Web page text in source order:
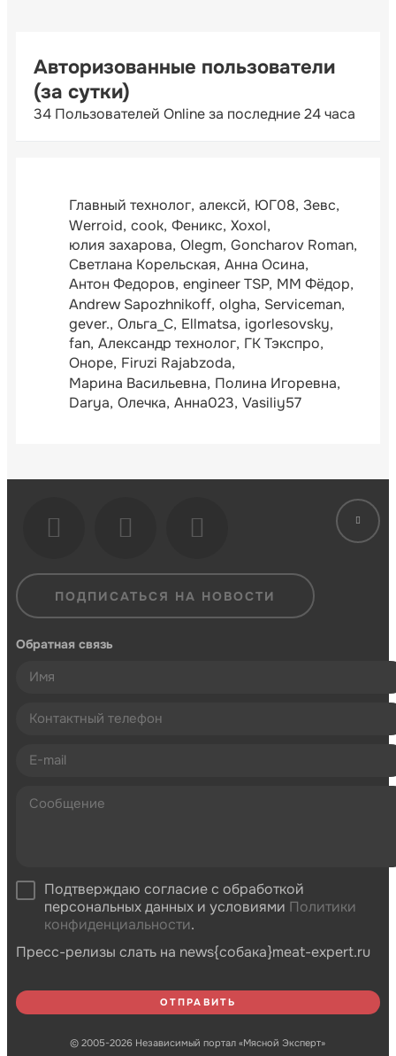
Авторизованные пользователи
(за сутки)
34 Пользователей Online за последние 24 часа
Главный технолог алексй ЮГ08 Зевс
Werroid cook Феникс Xoxol
юлия захарова Olegm Goncharov Roman
Светлана Корельская Анна Осина
Антон Федоров engineer TSP ММ Фёдор
Andrew Sapozhnikoff olgha Serviceman
gever. Ольга_С Ellmatsa igorlesovsky
fan Александр технолог ГК Тэкспро
Оноре Firuzi Rajabzoda
Марина Васильевна Полина Игоревна
Darya Олечка Анна023 Vasiliy57
ПОДПИСАТЬСЯ НА НОВОСТИ
Обратная связь
Подтверждаю согласие с обработкой
персональных данных и условиями Политики
конфиденциальности.
Пресс-релизы слать на news{собака}meat-expert.ru
© 2005-2026 Независимый портал «Мясной Эксперт»